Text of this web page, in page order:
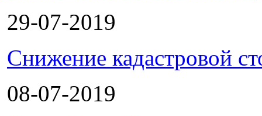
29-07-2019
Снижение кадастровой
08-07-2019